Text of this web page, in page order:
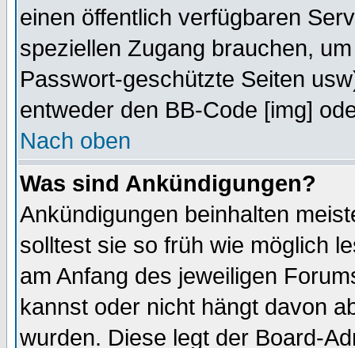
einen öffentlich verfügbaren
speziellen Zugang brauchen,
Passwort-geschützte Seiten
entweder den BB-Code [img]
Nach oben
Was sind Ankündigungen?
Ankündigungen beinhalten
solltest sie so früh wie möglich
am Anfang des jeweiligen
kannst oder nicht hängt davon
wurden. Diese legt der Board-